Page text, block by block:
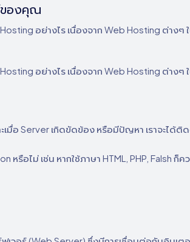
ของคุณ
อย่างไร เนื่องจาก Web Hosting ต่างๆ
อย่างไร เนื่องจาก Web Hosting ต่างๆ
อ Server เกิดขัดข้อง หรือมีปัญหา เราจะได้
รือไม่ เช่น หากใช้ภาษา HTML, PHP, Falsh ก็